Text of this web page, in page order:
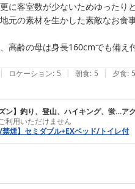
に客室数が少ないためゆった
元の素材を生かした素敵なお
高齢の母は身長160cmでも備
| ロケーション: 5 | 朝食: 5 | 夕食: 5
ン】釣り、登山、ハイキング、蛍…
利用いただけません
煙】セミダブル+EXベッド/トイレ付